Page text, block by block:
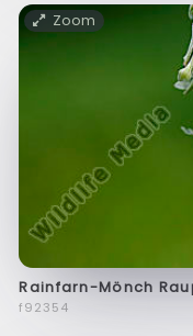
Zoom
Rainfarn-Mönch
f92354